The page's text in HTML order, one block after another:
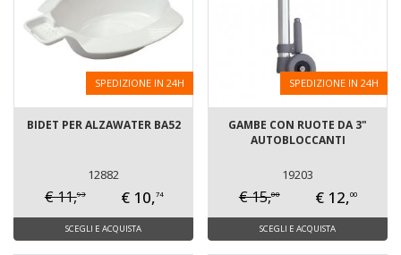
SPEDIZIONE IN 24H
BIDET PER ALZAWATER BA52
12882
€ 11,93 € 10,74
SCEGLI E ACQUISTA
SPEDIZIONE IN 24H
GAMBE CON RUOTE DA 3"
AUTOBLOCCANTI
19203
€ 15,00 € 12,00
SCEGLI E ACQUISTA